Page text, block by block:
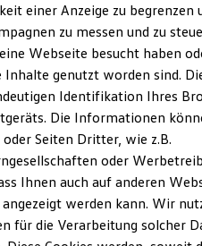
6
und Updates
Ihrem ID.
einer Anzeige zu begrenzen
zu messen und zu
Webseite besucht haben
genutzt worden sind.
Identifikation Ihres
Die Informationen
Seiten Dritter, wie z.B.
oder
Ihnen auch auf anderen
werden kann. Wir
für die Verarbeitung solcher